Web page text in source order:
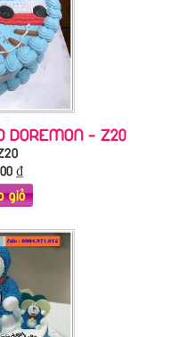
DOREMON - Z20
₫
giỏ